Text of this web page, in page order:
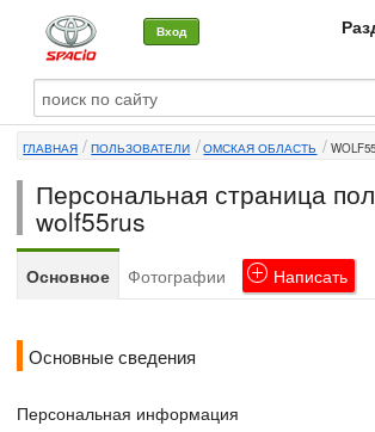
Вход
О машине
Автоклуб
Форумы
Сервисы и услуги
ГЛАВНАЯ ПОЛЬЗОВАТЕЛИ ОМСКАЯ ОБЛАСТЬ
Персональная страница
wolf55rus
Основное Фотографии Написать
Основные сведения
Персональная информация